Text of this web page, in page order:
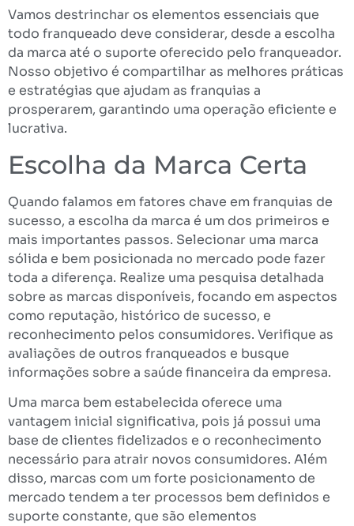
Vamos destrinchar os elementos essenciais que
todo franqueado deve considerar, desde a escolha
da marca até o suporte oferecido pelo franqueador.
Nosso objetivo é compartilhar as melhores práticas
e estratégias que ajudam as franquias a
prosperarem, garantindo uma operação eficiente e
lucrativa.
Escolha da Marca Certa
Quando falamos em fatores chave em franquias de
sucesso, a escolha da marca é um dos primeiros e
mais importantes passos. Selecionar uma marca
sólida e bem posicionada no mercado pode fazer
toda a diferença. Realize uma pesquisa detalhada
sobre as marcas disponíveis, focando em aspectos
como reputação, histórico de sucesso, e
reconhecimento pelos consumidores. Verifique as
avaliações de outros franqueados e busque
informações sobre a saúde financeira da empresa.
Uma marca bem estabelecida oferece uma
vantagem inicial significativa, pois já possui uma
base de clientes fidelizados e o reconhecimento
necessário para atrair novos consumidores. Além
disso, marcas com um forte posicionamento de
mercado tendem a ter processos bem definidos e
suporte constante, que são elementos